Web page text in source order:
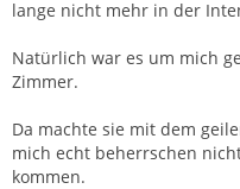
lange nicht mehr in der
Natürlich war es um mich
Zimmer.
Da machte sie mit dem
mich echt beherrschen
kommen.